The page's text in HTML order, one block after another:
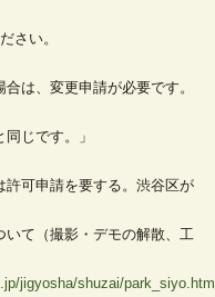
い。
は、変更申請が必要です。
じです。」
可申請を要する。渋谷区が
いて（撮影・デモの解散、工
jigyosha/shuzai/park_siyo.html